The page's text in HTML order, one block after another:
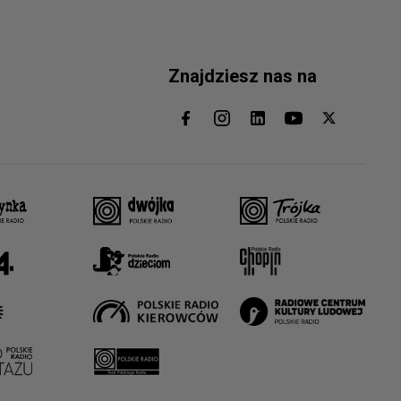
Znajdziesz nas na